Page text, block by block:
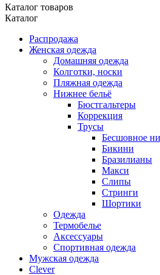
Каталог товаров
Каталог
Распродажа
Женская одежда
Домашняя одежда
Колготки, носки
Пляжная одежда
Нижнее бельё
Бюстгальтеры
Коррекция
Трусы
Бесшовное
Бикини
Бразилианы
Макси
Слипы
Стринги
Шортики
Одежда
Термобелье
Аксессуары
Спортивная одежда
Мужская одежда
Clever